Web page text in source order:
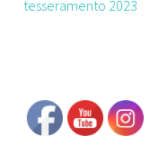
tesseramento 2023